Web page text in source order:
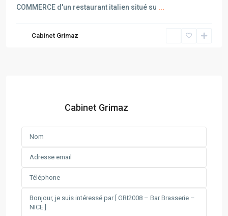
COMMERCE d'un restaurant italien situé su ...
Cabinet Grimaz
Cabinet Grimaz